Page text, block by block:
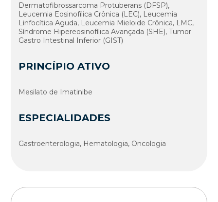
Dermatofibrossarcoma Protuberans (DFSP),
Leucemia Eosinofílica Crônica (LEC), Leucemia
Linfocítica Aguda, Leucemia Mieloide Crônica, LMC,
Síndrome Hipereosinofílica Avançada (SHE), Tumor
Gastro Intestinal Inferior (GIST)
PRINCÍPIO ATIVO
Mesilato de Imatinibe
ESPECIALIDADES
Gastroenterologia, Hematologia, Oncologia